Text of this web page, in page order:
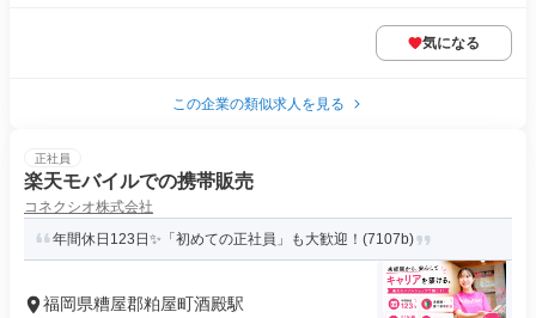
気になる
この企業の類似求人を見る
正社員
楽天モバイルでの携帯販売
コネクシオ株式会社
年間休日123日✨「初めての正社員」も大歓迎！(7107b)
福岡県糟屋郡粕屋町酒殿駅